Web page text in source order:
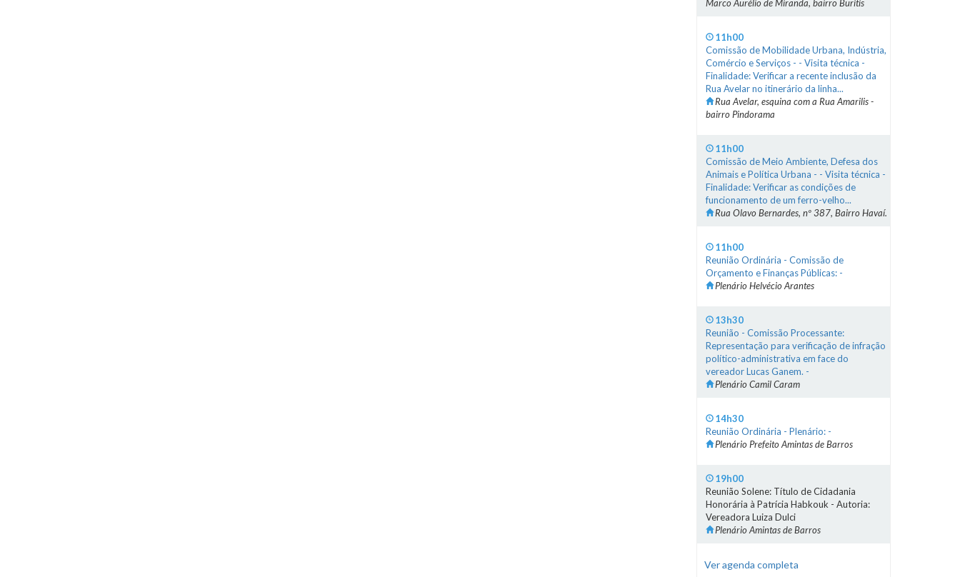
Marco Aurélio de Miranda, bairro Buritis
11h00
Comissão de Mobilidade Urbana, Indústria,
Comércio e Serviços - - Visita técnica -
Finalidade: Verificar a recente inclusão da
Rua Avelar no itinerário da linha...
Rua Avelar, esquina com a Rua Amarilis -
bairro Pindorama
11h00
Comissão de Meio Ambiente, Defesa dos
Animais e Política Urbana - - Visita técnica -
Finalidade: Verificar as condições de
funcionamento de um ferro-velho...
Rua Olavo Bernardes, nº 387, Bairro Havaí.
11h00
Reunião Ordinária - Comissão de
Orçamento e Finanças Públicas: -
Plenário Helvécio Arantes
13h30
Reunião - Comissão Processante:
Representação para verificação de infração
político-administrativa em face do
vereador Lucas Ganem. -
Plenário Camil Caram
14h30
Reunião Ordinária - Plenário: -
Plenário Prefeito Amintas de Barros
19h00
Reunião Solene: Título de Cidadania
Honorária à Patrícia Habkouk - Autoria:
Vereadora Luiza Dulci
Plenário Amintas de Barros
Ver agenda completa